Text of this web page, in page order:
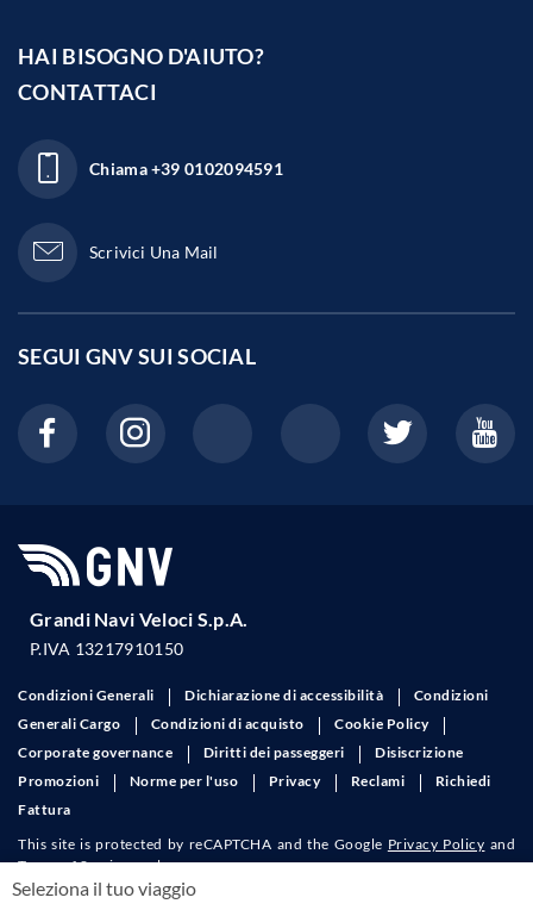
Seleziona il tuo viaggio
HAI BISOGNO D'AIUTO?
CONTATTACI
Chiama+39 0102094591
Scrivici Una Mail
SEGUI GNV SUISOCIAL
Grandi Navi Veloci S.p.A.
P.IVA 13217910150
Condizioni Generali Dichiarazione di accessibilità
Condizioni
Generali Cargo
Condizioni di acquisto
Cookie Policy
Corporate governance
Diritti dei passeggeri
Disiscrizione
Promozioni
Norme per l'uso Privacy Reclami
Richiedi
Fattura
This site is protected by reCAPTCHA and the Google Privacy Policy and
Terms of Serviceapply.